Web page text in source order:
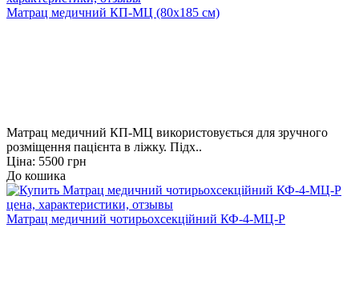
Матрац медичний КП-МЦ (80х185 см)
Матрац медичний КП-МЦ використовується для зручного
розміщення пацієнта в ліжку. Підх..
Ціна: 5500 грн
До кошика
Матрац медичний чотирьохсекційний КФ-4-МЦ-Р